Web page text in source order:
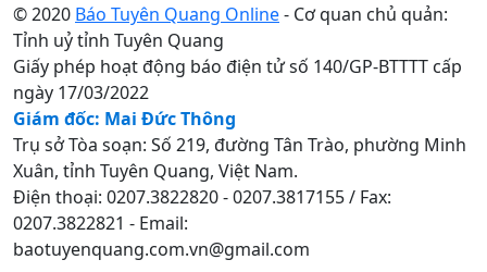
© 2020 Báo Tuyên Quang Online- Cơ quan chủ quản:
Tỉnh uỷ tỉnh Tuyên Quang
Giấy phép hoạt động báo điện tử số 140/GP-BTTTT cấp
ngày 17/03/2022
Giám đốc: Mai Đức Thông
Trụ sở Tòa soạn: Số 219, đường Tân Trào, phường Minh
Xuân, tỉnh Tuyên Quang, Việt Nam.
Điện thoại: 0207.3822820 - 0207.3817155 / Fax:
0207.3822821 - Email:
baotuyenquang.com.vn@gmail.com